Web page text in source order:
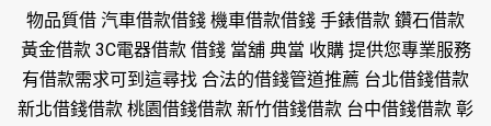
物品質借 汽車借款借錢 機車借款借錢 手錶借款 鑽石借款
黃金借款 3C電器借款 借錢 當舖 典當 收購 提供您專業服務
有借款需求可到這尋找 合法的借錢管道推薦 台北借錢借款
新北借錢借款 桃園借錢借款 新竹借錢借款 台中借錢借款 彰